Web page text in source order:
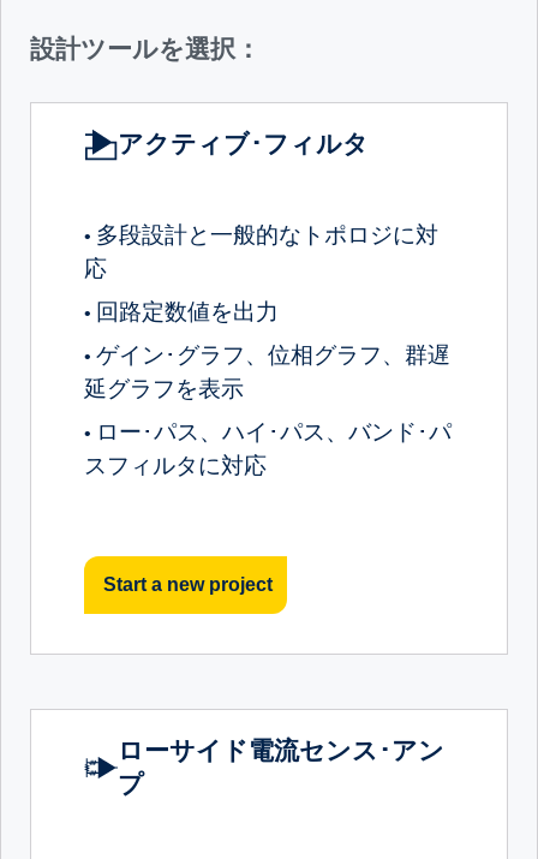
設計ツールを選択：
アクティブ･フィルタ
• 多段設計と一般的なトポロジに対
応
• 回路定数値を出力
• ゲイン･グラフ、位相グラフ、群遅
延グラフを表示
• ロー･パス、ハイ･パス、バンド･パ
スフィルタに対応
Start a new project
ローサイド電流センス･アン
プ